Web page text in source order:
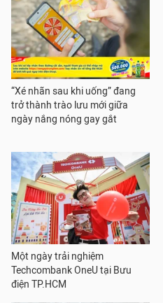
“Xé nhãn sau khi uống” đang
trở thành trào lưu mới giữa
ngày nắng nóng gay gắt
Một ngày trải nghiệm
Techcombank OneU tại Bưu
điện TP.HCM